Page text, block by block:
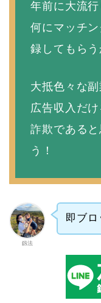
年前に大流
何にマッチ
録してもらう
大抵色々な
広告収入だ
詐欺である
う！
釼法
即ブロ